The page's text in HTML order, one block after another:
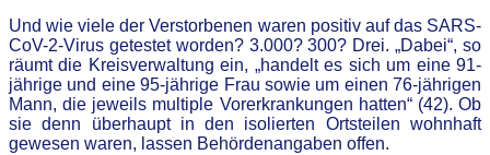
Und wie viele der Verstorbenen waren positiv auf das SARS-
CoV-2-Virus getestet worden? 3.000? 300? Drei. „Dabei“, so
räumt die Kreisverwaltung ein, „handelt es sich um eine 91-
jährige und eine 95-jährige Frau sowie um einen 76-jährigen
Mann, die jeweils multiple Vorerkrankungen hatten“ (42). Ob
sie denn überhaupt in den isolierten Ortsteilen wohnhaft
gewesen waren, lassen Behördenangaben offen.